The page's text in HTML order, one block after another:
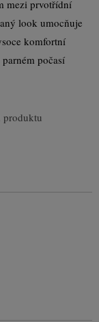
mezi prvotřídní
look umocňuje
komfortní
počasí
produktu